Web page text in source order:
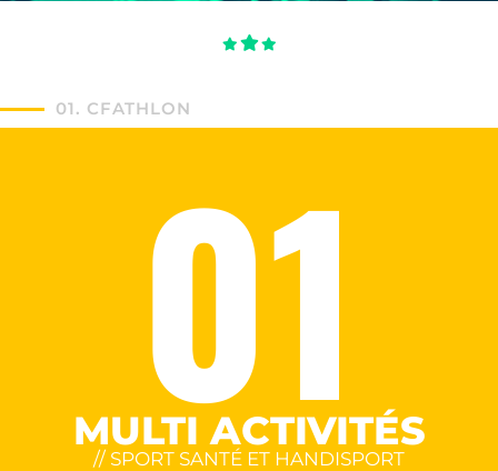
01. CFATHLON
01
MULTI ACTIVITÉS
// SPORT SANTÉ ET HANDISPORT